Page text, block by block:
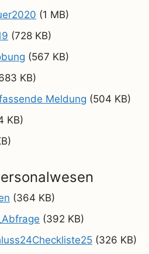
(1 MB)
(728 KB)
(567 KB)
KB)
Meldung (504 KB)
KB)
(364 KB)
(392 KB)
(326 KB)